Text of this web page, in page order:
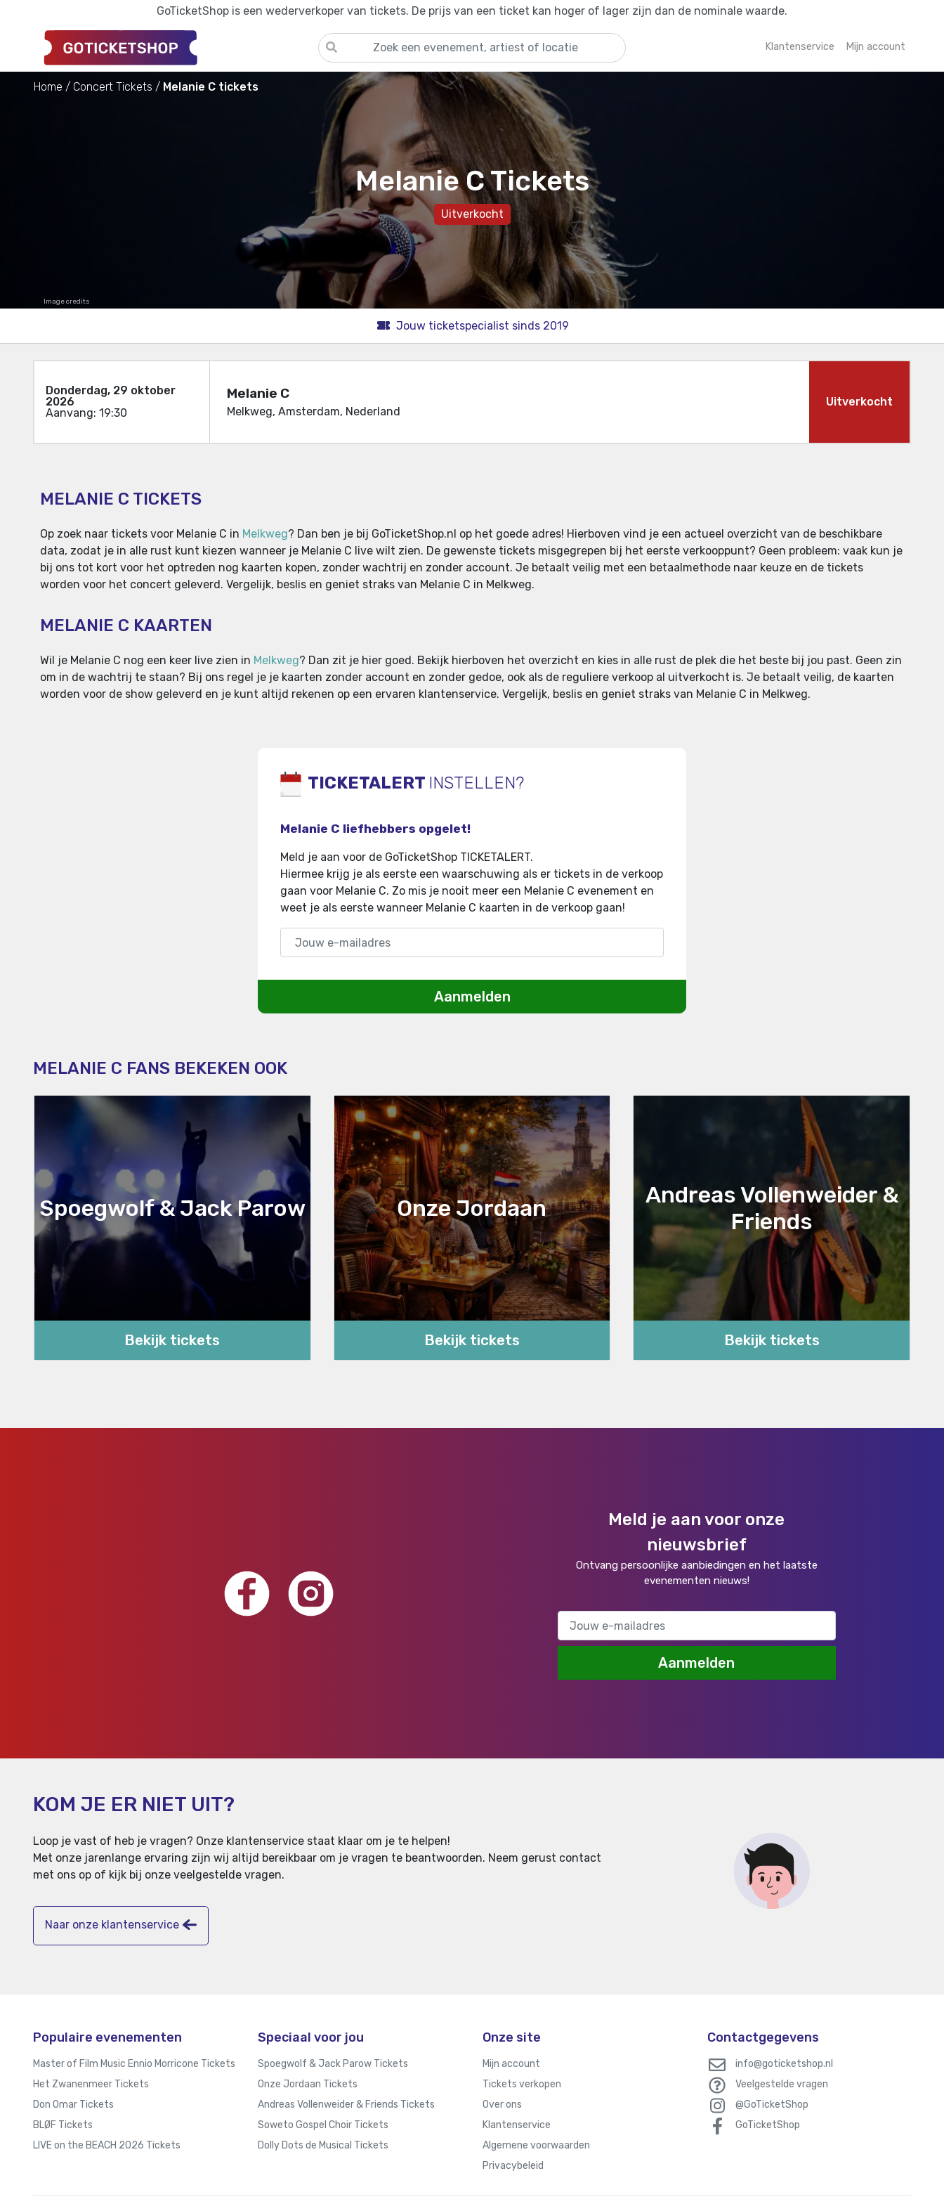
GoTicketShop is een wederverkoper van tickets. De prijs van een ticket kan hoger of lager zijn dan de nominale waarde.
Klantenservice Mijn account
Home Concert Tickets Melanie C tickets
Melanie C Tickets
Uitverkocht
Image credits
Jouw ticketspecialist sinds 2019
Donderdag, 29 oktober
2026
Aanvang: 19:30
Melanie C
Melkweg, Amsterdam, Nederland
Uitverkocht
MELANIE C TICKETS
Op zoek naar tickets voor Melanie C in Melkweg? Dan ben je bij GoTicketShop.nl op het goede adres! Hierboven vind je een actueel overzicht van de beschikbare
data, zodat je in alle rust kunt kiezen wanneer je Melanie C live wilt zien. De gewenste tickets misgegrepen bij het eerste verkooppunt? Geen probleem: vaak kun je
bij ons tot kort voor het optreden nog kaarten kopen, zonder wachtrij en zonder account. Je betaalt veilig met een betaalmethode naar keuze en de tickets
worden voor het concert geleverd. Vergelijk, beslis en geniet straks van Melanie C in Melkweg.
MELANIE C KAARTEN
Wil je Melanie C nog een keer live zien in Melkweg? Dan zit je hier goed. Bekijk hierboven het overzicht en kies in alle rust de plek die het beste bij jou past. Geen zin
om in de wachtrij te staan? Bij ons regel je je kaarten zonder account en zonder gedoe, ook als de reguliere verkoop al uitverkocht is. Je betaalt veilig, de kaarten
worden voor de show geleverd en je kunt altijd rekenen op een ervaren klantenservice. Vergelijk, beslis en geniet straks van Melanie C in Melkweg.
TICKETALERT INSTELLEN?
Melanie C liefhebbers opgelet!
Meld je aan voor de GoTicketShop TICKETALERT.
Hiermee krijg je als eerste een waarschuwing als er tickets in de verkoop
gaan voor Melanie C. Zo mis je nooit meer een Melanie C evenement en
weet je als eerste wanneer Melanie C kaarten in de verkoop gaan!
Aanmelden
MELANIE C FANS BEKEKEN OOK
Spoegwolf & Jack Parow
Bekijk tickets
Onze Jordaan
Bekijk tickets
Andreas Vollenweider &
Friends
Bekijk tickets
Meld je aan voor onze
nieuwsbrief
Ontvang persoonlijke aanbiedingen en het laatste
evenementen nieuws!
Aanmelden
KOM JE ER NIET UIT?
Loop je vast of heb je vragen? Onze klantenservice staat klaar om je te helpen!
Met onze jarenlange ervaring zijn wij altijd bereikbaar om je vragen te beantwoorden. Neem gerust contact
met ons op of kijk bij onze veelgestelde vragen.
Naar onze klantenservice
Populaire evenementen
Master of Film Music Ennio Morricone Tickets
Het Zwanenmeer Tickets
Don Omar Tickets
BLØF Tickets
LIVE on the BEACH 2026 Tickets
Speciaal voor jou
Spoegwolf & Jack Parow Tickets
Onze Jordaan Tickets
Andreas Vollenweider & Friends Tickets
Soweto Gospel Choir Tickets
Dolly Dots de Musical Tickets
Onze site
Mijn account
Tickets verkopen
Over ons
Klantenservice
Algemene voorwaarden
Privacybeleid
Contactgegevens
info@goticketshop.nl
Veelgestelde vragen
@GoTicketShop
GoTicketShop